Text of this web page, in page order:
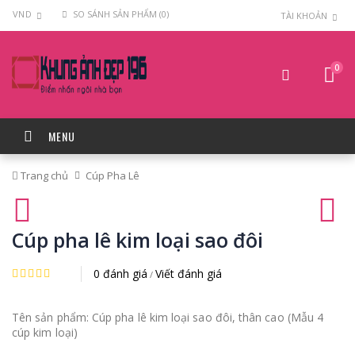
VND SO SÁNH SẢN PHẨM (0) TÀI KHOẢN
0
MENU
Trang chủ Cúp Pha Lê
Cúp pha lê kim loại sao đôi
0 đánh giá / Viết đánh giá
Tên sản phẩm: Cúp pha lê kim loại sao đôi, thân cao (Mẫu 4
cúp kim loại)